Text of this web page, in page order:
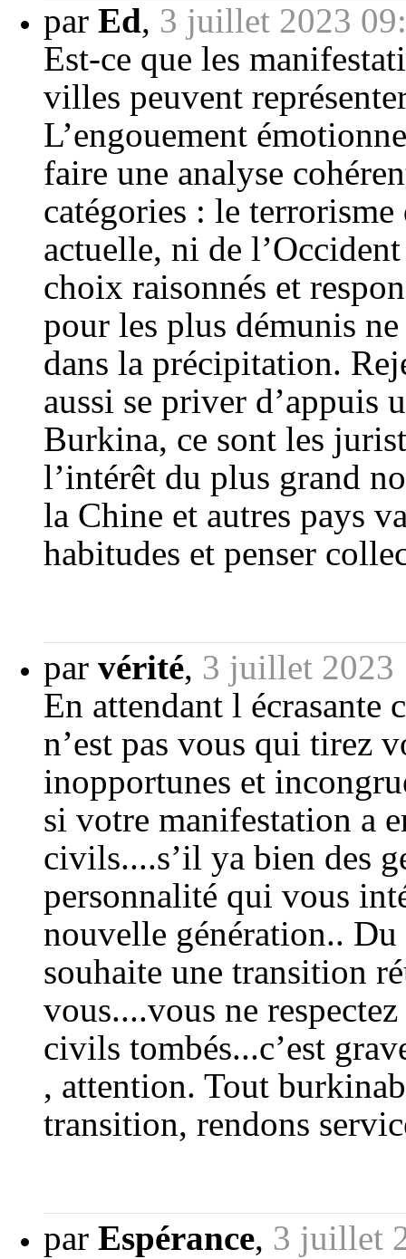
par Ed, 3 juillet 2023
Est-ce que les
villes peuvent
L’engouement
faire une analyse
catégories : le
actuelle, ni de
choix raisonnés et
pour les plus démunis
dans la précipitation.
aussi se priver d’appuis
Burkina, ce sont les
l’intérêt du plus grand
la Chine et autres pays
habitudes et penser
par vérité, 3 juillet 2023
En attendant l écrasante
n’est pas vous qui tirez
inopportunes et
si votre manifestation a
civils....s’il ya bien des
personnalité qui vous
nouvelle génération.. Du
souhaite une transition
vous....vous ne
civils tombés...c’est
, attention. Tout
transition, rendons
par Espérance, 3 juillet